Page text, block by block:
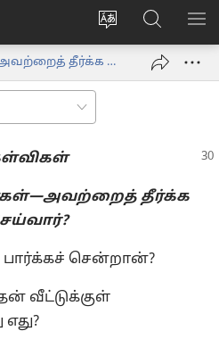
மொழியை
மாற்றவும்
உள்நுழைக
new
window)
JW.ORG-
ல்
தேடவும்
நம்முடைய பிரச்னைகள்—அவற்றைத் தீர்க்க யார் நமக்கு உதவி செய்வார்?
தீர்க்க
பார்க்கச் சென்றான்?
வீட்டுக்குள்